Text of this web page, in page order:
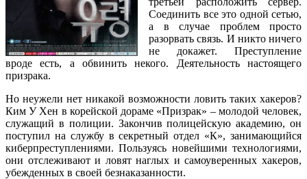
Соединить все это одной сетью,
а в случае проблем просто
разорвать связь. И никто ничего
не докажет. Преступление
вроде есть, а обвинить некого. Деятельность настоящего
призрака.
Но неужели нет никакой возможности ловить таких хакеров?
Ким У Хен в корейской дораме «Призрак» – молодой человек,
служащий в полиции. Закончив полицейскую академию, он
поступил на службу в секретный отдел «К», занимающийся
киберпреступлениями. Пользуясь новейшими технологиями,
они отслеживают и ловят наглых и самоуверенных хакеров,
убежденных в своей безнаказанности.